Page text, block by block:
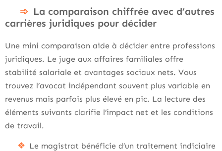
La comparaison chiffrée avec d’autres
carrières juridiques pour décider
Une mini comparaison aide à décider entre professions
juridiques. Le juge aux affaires familiales offre
stabilité salariale et avantages sociaux nets. Vous
trouvez l’avocat indépendant souvent plus variable en
revenus mais parfois plus élevé en pic. La lecture des
éléments suivants clarifie l’impact net et les conditions
de travail.
Le magistrat bénéficie d’un traitement indiciaire